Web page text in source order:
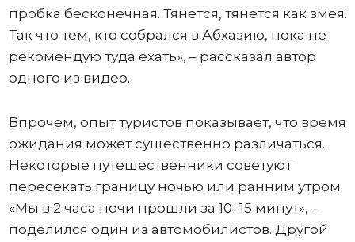
пробка бесконечная. Тянется, тянется как змея.
Так что тем, кто собрался в Абхазию, пока не
рекомендую туда ехать», – рассказал автор
одного из видео.
Впрочем, опыт туристов показывает, что время
ожидания может существенно различаться.
Некоторые путешественники советуют
пересекать границу ночью или ранним утром.
«Мы в 2 часа ночи прошли за 10–15 минут», –
поделился один из автомобилистов. Другой